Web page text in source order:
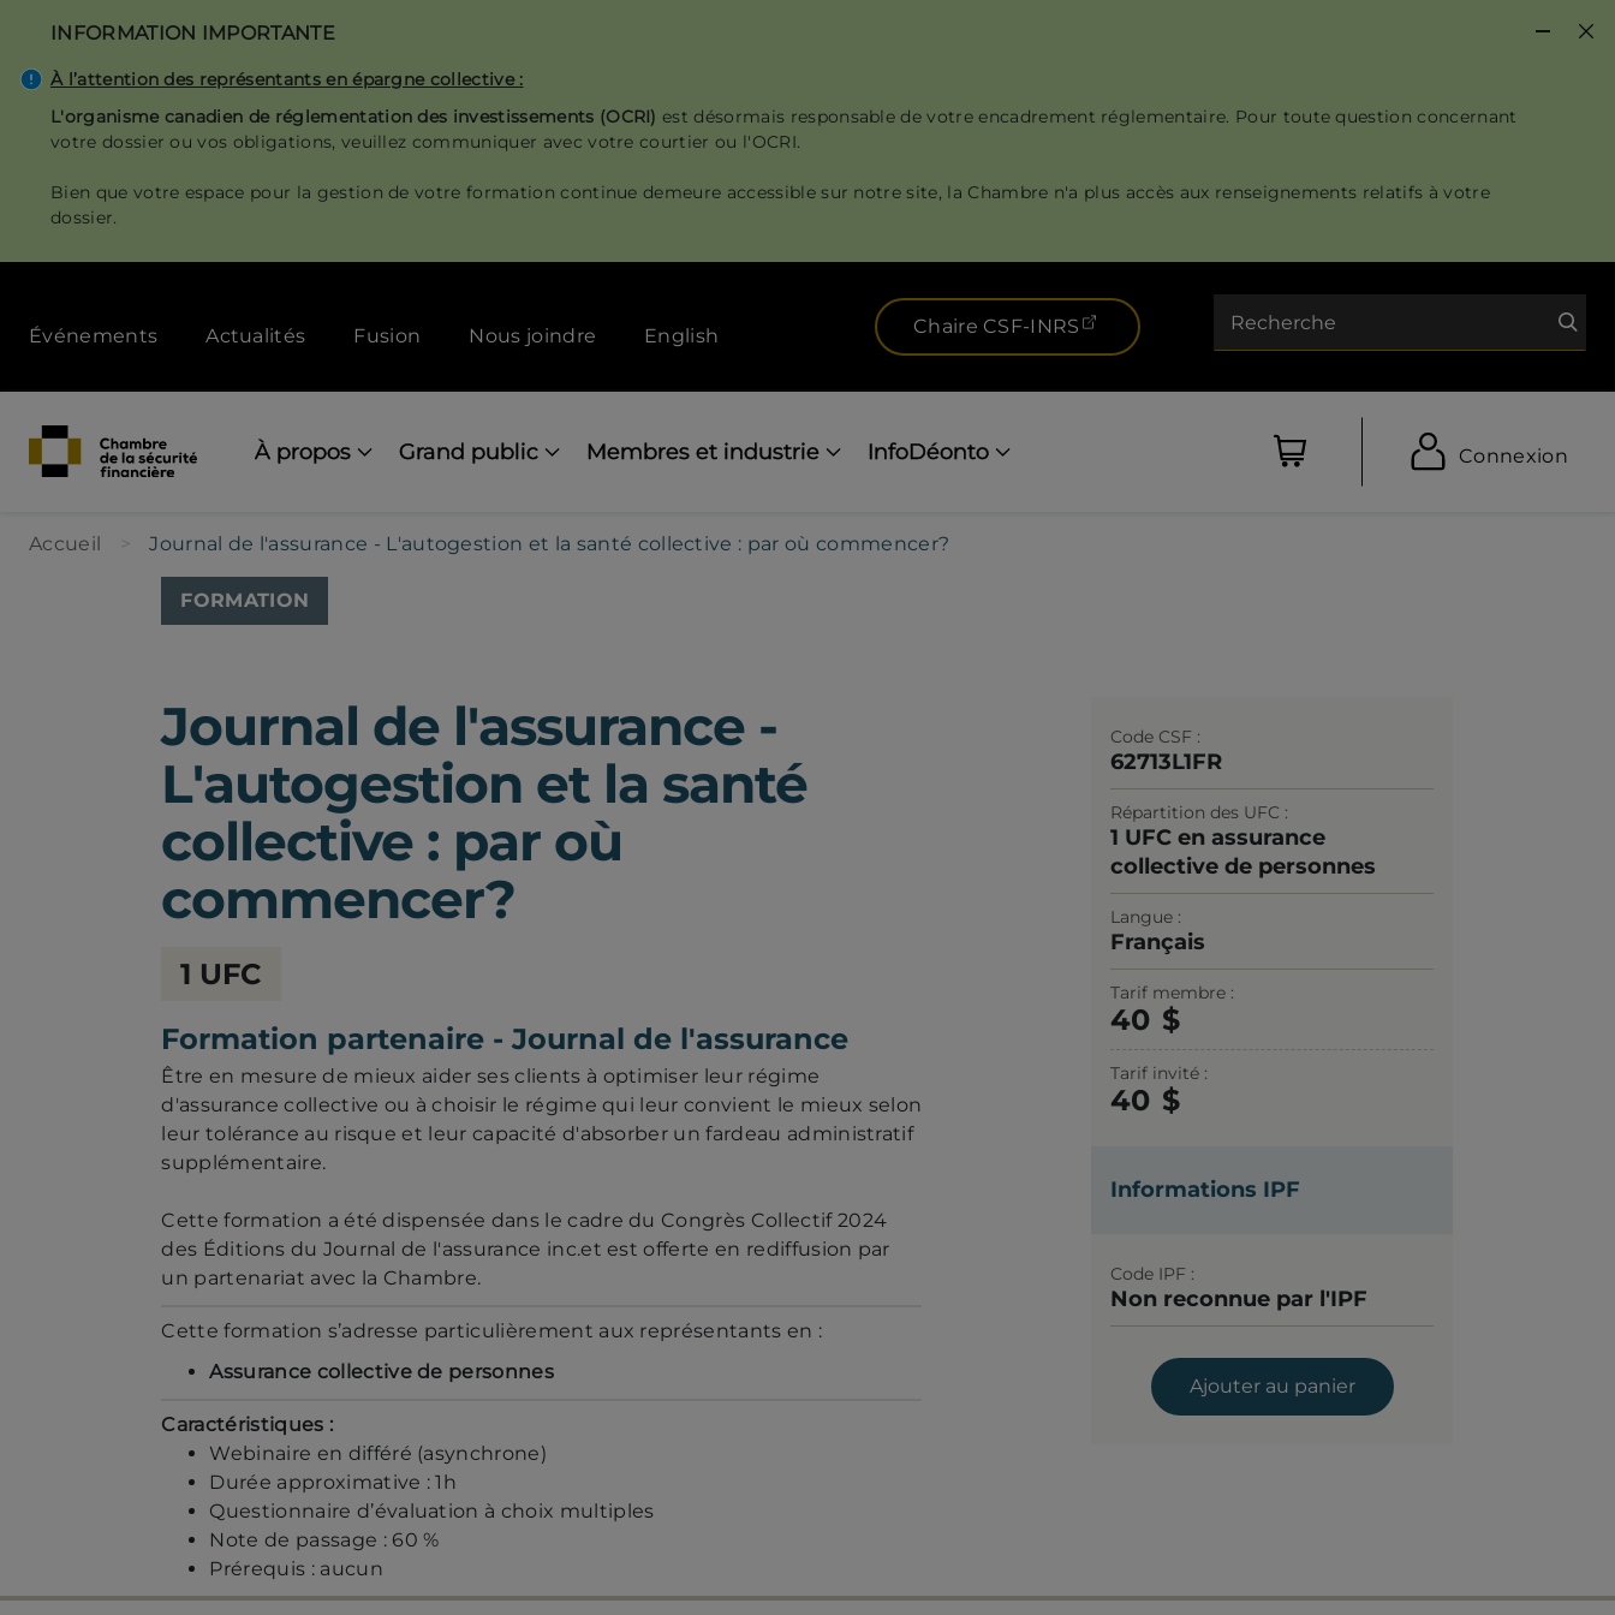
contenu
INFORMATION IMPORTANTE
À l’attention des représentants en épargne collective :
L'organisme canadien de réglementation des investissements (OCRI)est désormais responsable de votre encadrement réglementaire. Pour toute question concernant
votre dossier ou vos obligations, veuillez communiquer avec votre courtier ou l'OCRI.
Bien que votre espace pour la gestion de votre formation continue demeure accessible sur notre site, la Chambre n'a plus accès aux renseignements relatifs à votre
dossier.
menu
[Desktop]
Événements Actualités Fusion Nous joindre English Chaire CSF-INRS (ouvre dans un nouvel onglet)
navigation
À propos Grand public Membres et industrie InfoDéonto Connexion
Accueil Journal de l'assurance - L'autogestion et la santé collective : par où commencer?
FORMATION
Journal de l'assurance -
L'autogestion et la santé
collective : par où
commencer?
de
sécurité
financière
1 UFC
Formation partenaire - Journal de l'assurance
Être en mesure de mieux aider ses clients à optimiser leur régime
d'assurance collective ou à choisir le régime qui leur convient le mieux selon
leur tolérance au risque et leur capacité d'absorber un fardeau administratif
supplémentaire.
Cette formation a été dispensée dans le cadre du Congrès Collectif 2024
des Éditions du Journal de l'assurance inc.et est offerte en rediffusion par
un partenariat avec la Chambre.
Cette formation s’adresse particulièrement aux représentants en :
Assurance collective de personnes
Caractéristiques :
Webinaire en différé (asynchrone)
Durée approximative : 1h
Questionnaire d’évaluation à choix multiples
Note de passage : 60 %
Prérequis : aucun
Code CSF
62713L1FR
Répartition des UFC
1 UFC en assurance
collective de personnes
Langue
Français
Tarif membre
40
Tarif invité
40
Informations IPF
Code IPF
Non reconnue par l'IPF
Ajouter au panier